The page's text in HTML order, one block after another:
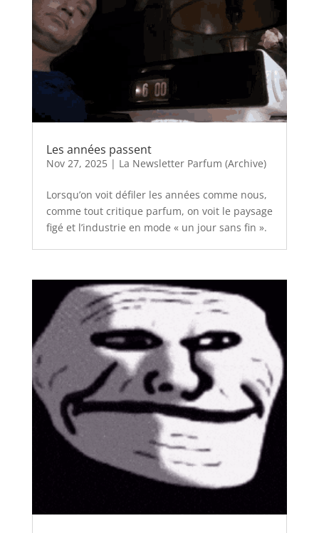
Les années passent
Nov 27, 2025| La Newsletter Parfum (Archive)
Lorsqu’on voit défiler les années comme nous,
comme tout critique parfum, on voit le paysage
figé et l’industrie en mode « un jour sans fin ».